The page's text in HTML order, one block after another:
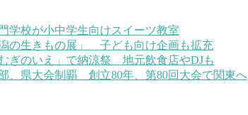
学校が小中学生向けスイーツ教室
の生きもの展」 子ども向け企画も拡充
ぎのいえ」で納涼祭 地元飲食店やDJも
、県大会制覇 創立80年、第80回大会で関東へ